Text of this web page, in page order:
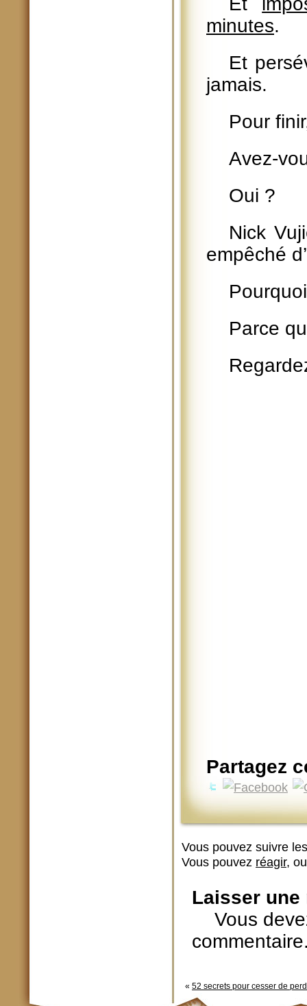
minutes.
Et
jamais.
Pour
Avez-
Oui ?
Nick
empêché
Parce
Partagez
Vous pouvez suivre
Vous pouvez réagir,
Laisser une
Vous
« 52 secrets pour cesser de